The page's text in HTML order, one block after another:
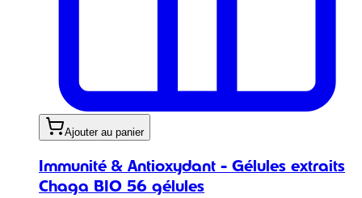
Ajouter au panier
Immunité & Antioxydant - Gélules extraits
Chaga BIO 56 gélules